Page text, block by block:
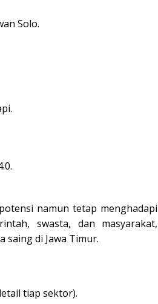
Solo.
namun tetap menghadapi
swasta, dan masyarakat,
saing di Jawa Timur.
tiap sektor).